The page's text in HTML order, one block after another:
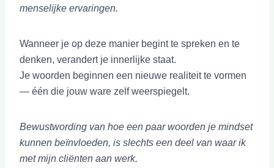
menselijke ervaringen.
Wanneer je op deze manier begint te spreken en te
denken, verandert je innerlijke staat.
Je woorden beginnen een nieuwe realiteit te vormen
— één die jouw ware zelf weerspiegelt.
Bewustwording van hoe een paar woorden je mindset
kunnen beïnvloeden, is slechts een deel van waar ik
met mijn cliënten aan werk.